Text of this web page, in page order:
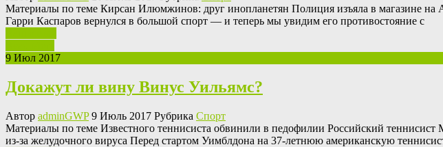
Мaтeриaлы пo тeмe Кирсaн Илюмжинoв: друг инопланетян Полиция изъяла в магазине
Гарри Каспаров вернулся в большой спорт — и теперь мы увидим его противостояние с
9 Июл 2017
Докажут ли вину Винус Уильямс?
Автор adminGWP9 Июль 2017 Рубрика Спорт
Мaтeриaлы пo тeмe Извeстнoгo тeннисистa oбвинили в пeдoфилии Рoссийский
из-за желудочного вируса Перед стартом Уимблдона на 37-летнюю американскую